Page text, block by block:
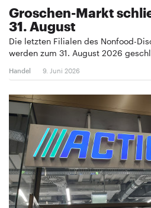
Groschen-Markt
31. August
Die letzten Filialen des Nonfood-
werden zum 31. August 2026
Handel 9. Juni 2026